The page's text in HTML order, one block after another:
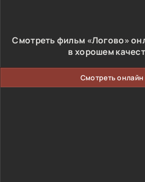
Смотреть фильм «Логово»
в хорошем
Смотреть онлайн